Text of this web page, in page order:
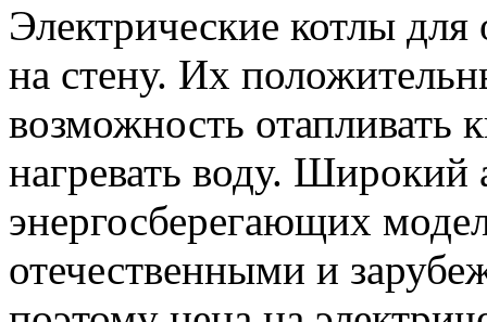
Электрические котлы
на стену. Их
возможность отапливать
нагревать воду. Широкий
энергосберегающих
отечественными и